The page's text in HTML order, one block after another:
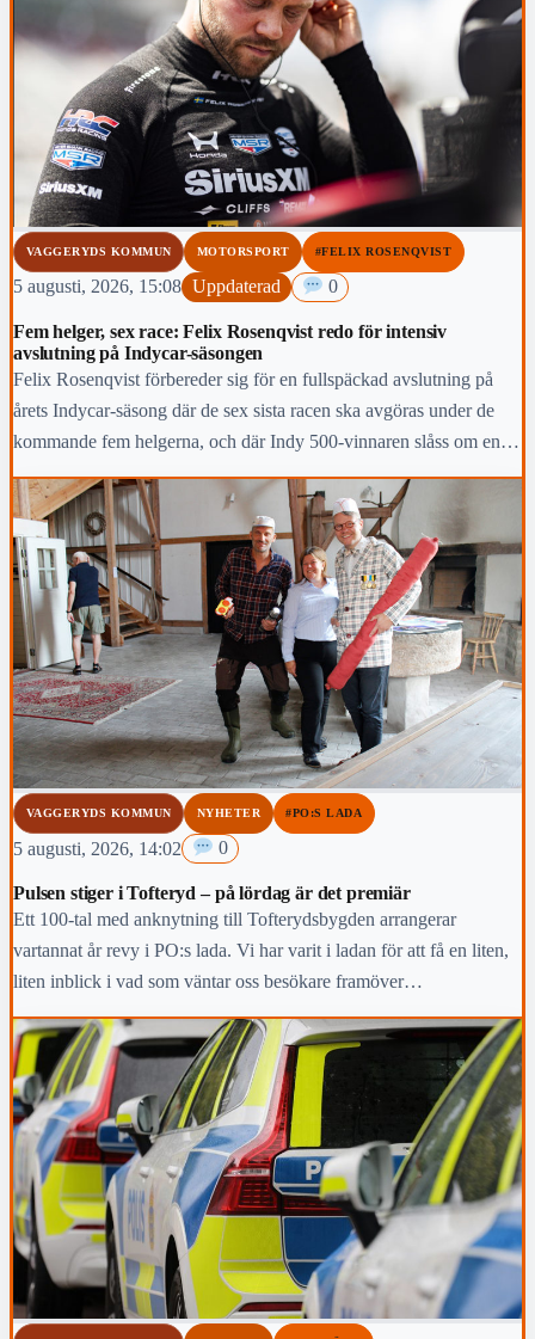
VAGGERYDS KOMMUN MOTORSPORT #FELIX ROSENQVIST
5 augusti, 2026, 15:08 Uppdaterad 0
Fem helger, sex race: Felix Rosenqvist redo för intensiv
avslutning på Indycar-säsongen
Felix Rosenqvist förbereder sig för en fullspäckad avslutning på
årets Indycar-säsong där de sex sista racen ska avgöras under de
kommande fem helgerna, och där Indy 500-vinnaren slåss om en
topp-fem-placering i den slutliga mästerskapstabellen.
VAGGERYDS KOMMUN NYHETER #PO:S LADA
5 augusti, 2026, 14:02 0
Pulsen stiger i Tofteryd – på lördag är det premiär
Ett 100-tal med anknytning till Tofterydsbygden arrangerar
vartannat år revy i PO:s lada. Vi har varit i ladan för att få en liten,
liten inblick i vad som väntar oss besökare framöver…